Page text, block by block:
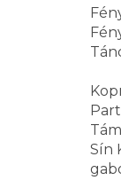
Sín